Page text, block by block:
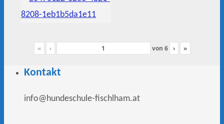
« ‹ von 6 › »
Kontakt
info@hundeschule-fischlham.at